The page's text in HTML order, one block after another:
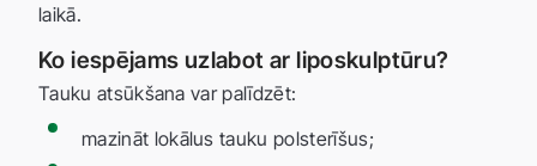
laikā.
Ko iespējams uzlabot ar liposkulptūru?
Tauku atsūkšana var palīdzēt:
mazināt lokālus tauku polsterīšus;